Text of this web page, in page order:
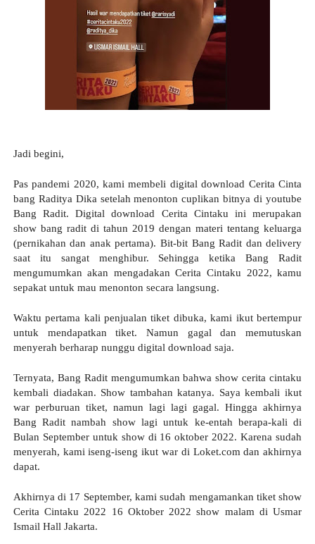
Jadi begini,
Pas pandemi 2020, kami membeli digital download Cerita Cinta
bang Raditya Dika setelah menonton cuplikan bitnya di youtube
Bang Radit. Digital download Cerita Cintaku ini merupakan
show bang radit di tahun 2019 dengan materi tentang keluarga
(pernikahan dan anak pertama). Bit-bit Bang Radit dan delivery
saat itu sangat menghibur. Sehingga ketika Bang Radit
mengumumkan akan mengadakan Cerita Cintaku 2022, kamu
sepakat untuk mau menonton secara langsung.
Waktu pertama kali penjualan tiket dibuka, kami ikut bertempur
untuk mendapatkan tiket. Namun gagal dan memutuskan
menyerah berharap nunggu digital download saja.
Ternyata, Bang Radit mengumumkan bahwa show cerita cintaku
kembali diadakan. Show tambahan katanya. Saya kembali ikut
war perburuan tiket, namun lagi lagi gagal. Hingga akhirnya
Bang Radit nambah show lagi untuk ke-entah berapa-kali di
Bulan September untuk show di 16 oktober 2022. Karena sudah
menyerah, kami iseng-iseng ikut war di Loket.com dan akhirnya
dapat.
Akhirnya di 17 September, kami sudah mengamankan tiket show
Cerita Cintaku 2022 16 Oktober 2022 show malam di Usmar
Ismail Hall Jakarta.